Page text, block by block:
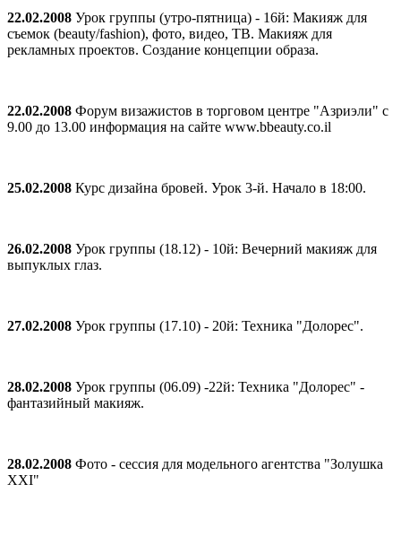
22.02.2008 Урок группы (утро-пятница) - 16й: Макияж для
съемок (beauty/fashion), фото, видео, ТВ. Макияж для
рекламных проектов. Создание концепции образа.
22.02.2008 Форум визажистов в торговом центре "Азриэли" c
9.00 до 13.00 информация на сайте www.bbeauty.co.il
25.02.2008 Курс дизайна бровей. Урок 3-й. Начало в 18:00.
26.02.2008 Урок группы (18.12) - 10й: Вечерний макияж для
выпуклых глаз.
27.02.2008 Урок группы (17.10) - 20й: Teхника "Долорес".
28.02.2008 Урок группы (06.09) -22й: Техника "Долорес" -
фантазийный макияж.
28.02.2008 Фото - сессия для модельного агентства "Золушка
XXI"